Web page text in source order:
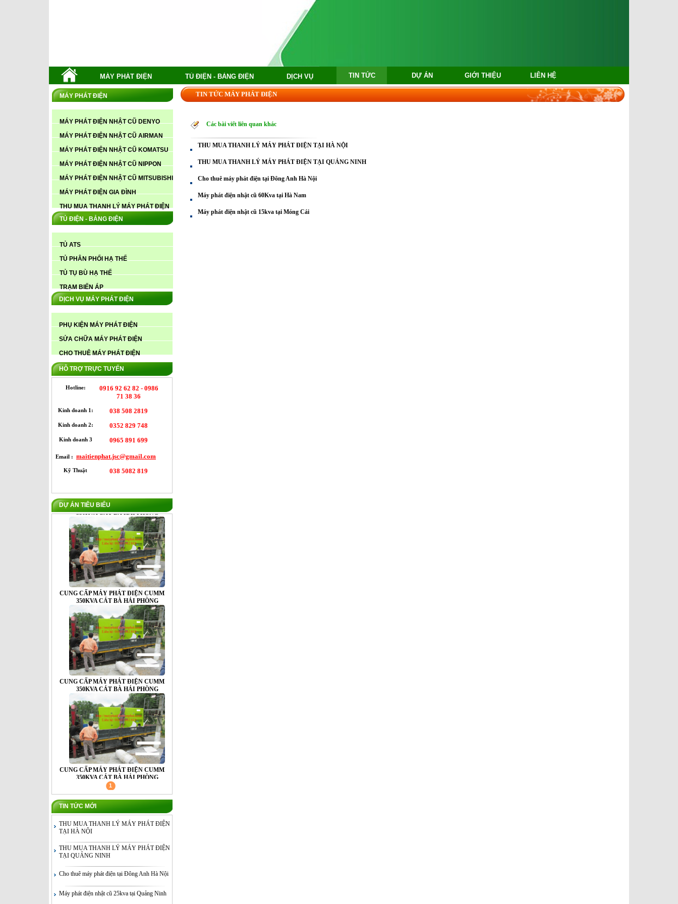
MÁY PHÁT ĐIỆN TỦ ĐIỆN - BẢNG ĐIỆN DỊCH VỤ TIN TỨC DỰ ÁN GIỚI THIỆU LIÊN HỆ
MÁY PHÁT ĐIỆN
MÁY PHÁT ĐIỆN NHẬT CŨ DENYO
MÁY PHÁT ĐIỆN NHẬT CŨ AIRMAN
MÁY PHÁT ĐIỆN NHẬT CŨ KOMATSU
MÁY PHÁT ĐIỆN NHẬT CŨ NIPPON
MÁY PHÁT ĐIỆN NHẬT CŨ MITSUBISHI
MÁY PHÁT ĐIỆN GIA ĐÌNH
THU MUA THANH LÝ MÁY PHÁT ĐIỆN
TỦ ĐIỆN - BẢNG ĐIỆN
TỦ ATS
TỦ PHÂN PHỐI HẠ THẾ
TỦ TỤ BÙ HẠ THẾ
TRẠM BIẾN ÁP
DỊCH VỤ MÁY PHÁT ĐIỆN
PHỤ KIỆN MÁY PHÁT ĐIỆN
SỬA CHỮA MÁY PHÁT ĐIỆN
CHO THUÊ MÁY PHÁT ĐIỆN
HỖ TRỢ TRỰC TUYẾN
Hotline:
0916 92 62 82 - 0986
71 38 36
Kinh doanh 1: 038 508 2819
Kinh doanh 2: 0352 829 748
Kinh doanh 3 0965 891 699
Email : maitienphat.jsc@gmail.com
Kỹ Thuật 038 5082 819
DỰ ÁN TIÊU BIỂU
CUNG CẤP MÁY PHÁT ĐIỆN CUMMINS
350KVA CÁT BÀ HẢI PHÒNG
350KVA CÁT BÀ HẢI PHÒNG
CUNG CẤP MÁY PHÁT ĐIỆN CUMMINS
350KVA CÁT BÀ HẢI PHÒNG
CUNG CẤP MÁY PHÁT ĐIỆN CUMMINS
350KVA CÁT BÀ HẢI PHÒNG
CUNG CẤP MÁY PHÁT ĐIỆN CUMMINS
350KVA CÁT BÀ HẢI PHÒNG
CUNG CẤP MÁY PHÁT ĐIỆN CUMMINS
350KVA CÁT BÀ HẢI PHÒNG
CUNG CẤP MÁY PHÁT ĐIỆN CUMMINS
350KVA CÁT BÀ HẢI PHÒNG
1
TIN TỨC MỚI
THU MUA THANH LÝ MÁY PHÁT ĐIỆN
TẠI HÀ NỘI
THU MUA THANH LÝ MÁY PHÁT ĐIỆN
TẠI QUẢNG NINH
Cho thuê máy phát điện tại Đông Anh Hà Nội
Máy phát điện nhật cũ 25kva tại Quảng Ninh
TIN TỨC MÁY PHÁT ĐIỆN
Các bài viết liên quan khác
THU MUA THANH LÝ MÁY PHÁT ĐIỆN TẠI HÀ NỘI
THU MUA THANH LÝ MÁY PHÁT ĐIỆN TẠI QUẢNG NINH
Cho thuê máy phát điện tại Đông Anh Hà Nội
Máy phát điện nhật cũ 60Kva tại Hà Nam
Máy phát điện nhật cũ 15kva tại Móng Cái